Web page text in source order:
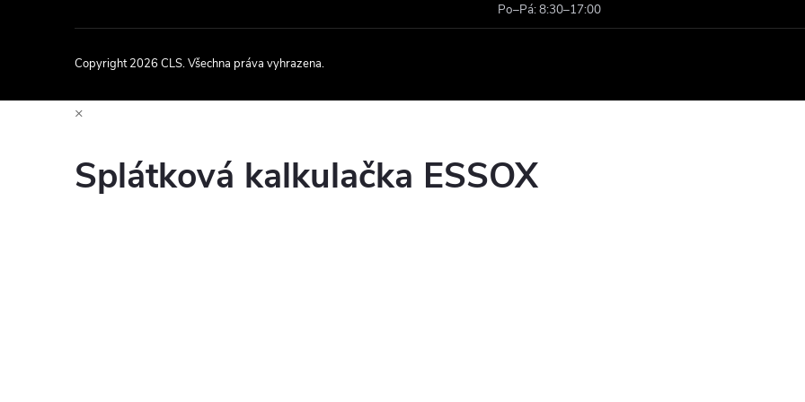
Po–Pá: 8:30–17:00
Copyright 2026CLS. Všechna práva vyhrazena.
×
Splátková kalkulačka ESSOX